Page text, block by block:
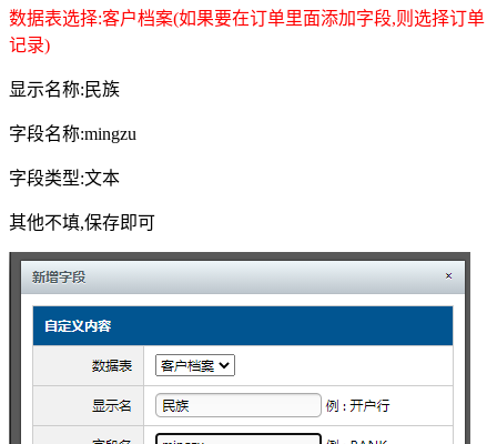
数据表选择:客户档案(如果要在订单里面添加字段,则选择订单
记录)
显示名称:民族
字段名称:mingzu
字段类型:文本
其他不填,保存即可